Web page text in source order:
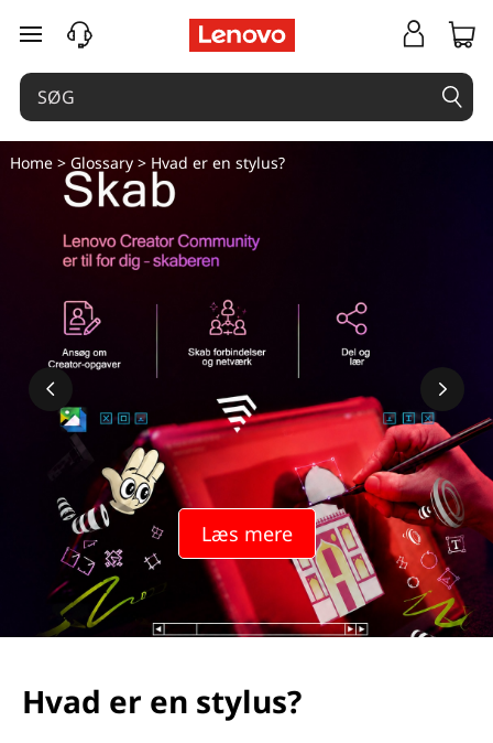
H
a
d
s
spring til hovedindhold
Læs mere
Home> Glossary> Hvad er en stylus?
Hvad er en stylus?